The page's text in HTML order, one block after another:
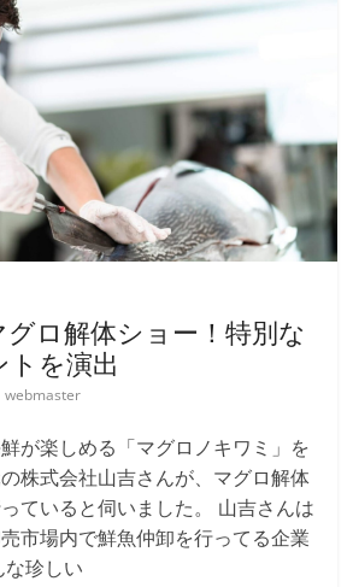
ロ解体ショー！特別な
を演出
が楽しめる「マグロノキワミ」を
株式会社山吉さんが、マグロ解体
ていると伺いました。 山吉さんは
市場内で鮮魚仲卸を行ってる企業